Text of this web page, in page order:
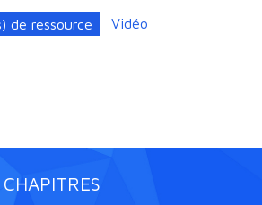
de ressource Vidéo
CHAPITRES